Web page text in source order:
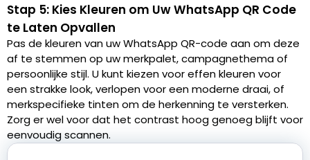
Stap 5: Kies Kleuren om Uw WhatsApp QR Code
te Laten Opvallen
Pas de kleuren van uw WhatsApp QR-code aan om deze
af te stemmen op uw merkpalet, campagnethema of
persoonlijke stijl. U kunt kiezen voor effen kleuren voor
een strakke look, verlopen voor een moderne draai, of
merkspecifieke tinten om de herkenning te versterken.
Zorg er wel voor dat het contrast hoog genoeg blijft voor
eenvoudig scannen.